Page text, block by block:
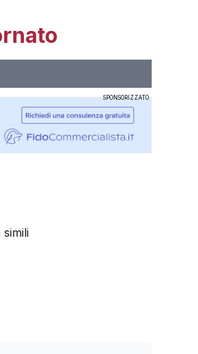
SPONSORIZZATO